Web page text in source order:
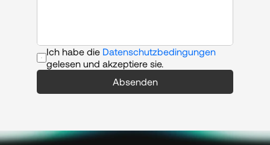
Ich habe die Datenschutzbedingungen
gelesen und akzeptiere sie.
Absenden